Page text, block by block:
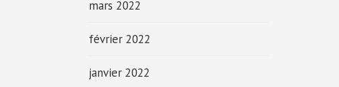
mars 2022
février 2022
janvier 2022